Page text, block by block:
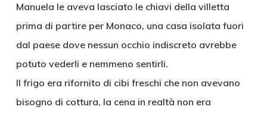
Manuela le aveva lasciato le chiavi della villetta
prima di partire per Monaco, una casa isolata fuori
dal paese dove nessun occhio indiscreto avrebbe
potuto vederli e nemmeno sentirli.
Il frigo era rifornito di cibi freschi che non avevano
bisogno di cottura, la cena in realtà non era